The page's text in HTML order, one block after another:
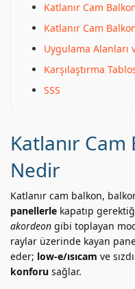
Katlanır Cam
Katlanır Cam
Uygulama Alanları
Karşılaştırma
SSS
Katlanır
Nedir
Katlanır cam balkon, balkon
panellerle kapatıp
akordeon gibi toplayan
raylar üzerinde kayan
eder; low-e/ısıcam ve
konforu sağlar.